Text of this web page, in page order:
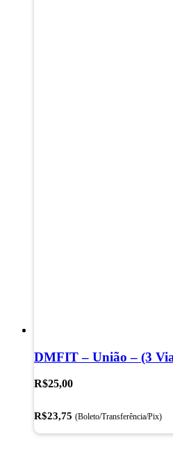
DMFIT – União – (3
R$25,00
R$23,75 (Boleto/Transferência/Pix)